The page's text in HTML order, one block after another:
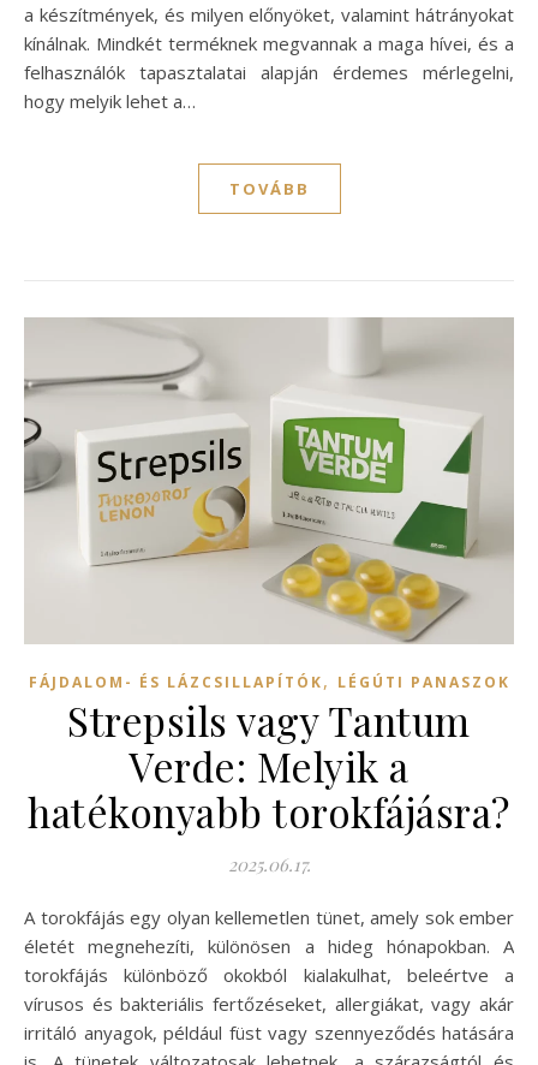
a készítmények, és milyen előnyöket, valamint hátrányokat
kínálnak. Mindkét terméknek megvannak a maga hívei, és a
felhasználók tapasztalatai alapján érdemes mérlegelni,
hogy melyik lehet a…
TOVÁBB
FÁJDALOM- ÉS LÁZCSILLAPÍTÓK, LÉGÚTI PANASZOK
Strepsils vagy Tantum
Verde: Melyik a
hatékonyabb torokfájásra?
2025.06.17.
A torokfájás egy olyan kellemetlen tünet, amely sok ember
életét megnehezíti, különösen a hideg hónapokban. A
torokfájás különböző okokból kialakulhat, beleértve a
vírusos és bakteriális fertőzéseket, allergiákat, vagy akár
irritáló anyagok, például füst vagy szennyeződés hatására